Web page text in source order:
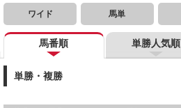
ワイド 馬単
馬番順 単勝人気順
単勝・複勝